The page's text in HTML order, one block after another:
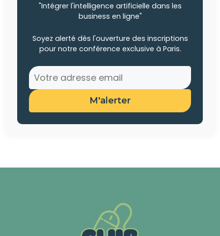
"Intégrer l'intelligence artificielle dans les
business en ligne"
Soyez alerté dès l'ouverture des inscriptions
pour notre conférence exclusive à Paris.
M'alerter